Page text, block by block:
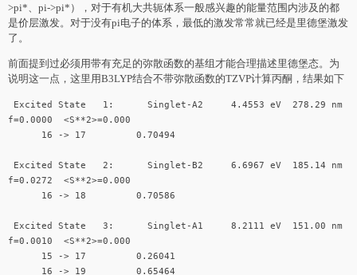
>pi*、pi->pi*），对于有机大共轭体系一般感兴趣的能量范围内涉及的都
是价层激发。对于没有pi电子的体系，最低的激发常常就已经是里德堡激发
了。
前面提到过必须用带有充足的弥散函数的基组才能合理描述里德堡态。为
说明这一点，这里用B3LYP结合不带弥散函数的TZVP计算丙酮，结果如下
Excited State 1: Singlet-A2 4.4553 eV 278.29 nm
f=0.0000 <S**2>=0.000
16 -> 17 0.70494
Excited State 2: Singlet-B2 6.6967 eV 185.14 nm
f=0.0272 <S**2>=0.000
16 -> 18 0.70586
Excited State 3: Singlet-A1 8.2111 eV 151.00 nm
f=0.0010 <S**2>=0.000
15 -> 17 0.26041
16 -> 19 0.65464